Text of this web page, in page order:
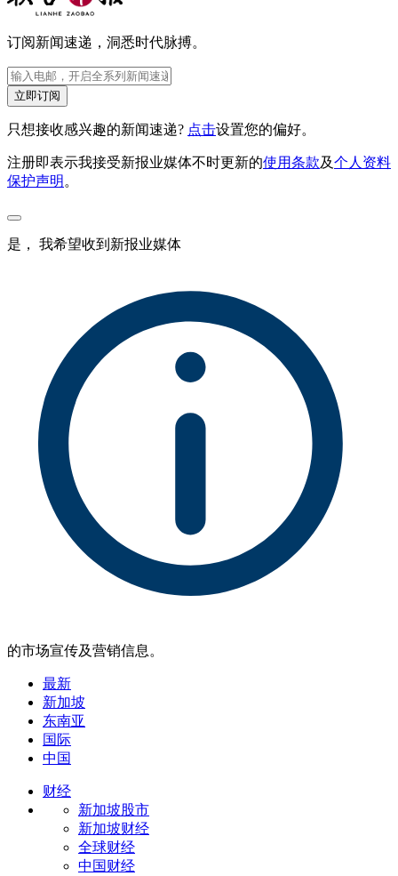
订阅新闻速递，洞悉时代脉搏。
立即订阅
只想接收感兴趣的新闻速递? 点击设置您的偏好。
注册即表示我接受新报业媒体不时更新的使用条款及个人资料
保护声明。
是， 我希望收到新报业媒体
的市场宣传及营销信息。
最新
新加坡
东南亚
国际
中国
财经
新加坡股市
新加坡财经
全球财经
中国财经